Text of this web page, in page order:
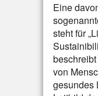
Eine
steht für
von
gesundes